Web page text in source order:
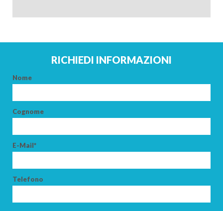
BAMBINI
CERCA
RICHIEDI INFORMAZIONI
Nome
Cognome
E-Mail*
Telefono